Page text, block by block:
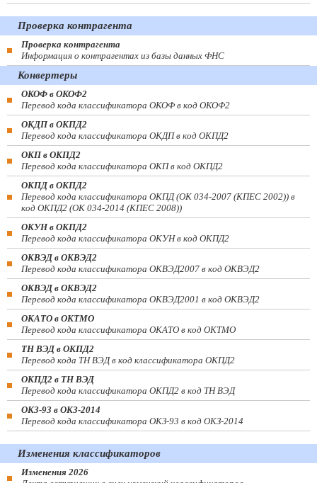
Проверка контрагента
Проверка контрагента
Информация о контрагентах из базы данных ФНС
Конвертеры
ОКОФ в ОКОФ2
Перевод кода классификатора ОКОФ в код ОКОФ2
ОКДП в ОКПД2
Перевод кода классификатора ОКДП в код ОКПД2
ОКП в ОКПД2
Перевод кода классификатора ОКП в код ОКПД2
ОКПД в ОКПД2
Перевод кода классификатора ОКПД (ОК 034-2007 (КПЕС 2002)) в
код ОКПД2 (ОК 034-2014 (КПЕС 2008))
ОКУН в ОКПД2
Перевод кода классификатора ОКУН в код ОКПД2
ОКВЭД в ОКВЭД2
Перевод кода классификатора ОКВЭД2007 в код ОКВЭД2
ОКВЭД в ОКВЭД2
Перевод кода классификатора ОКВЭД2001 в код ОКВЭД2
ОКАТО в ОКТМО
Перевод кода классификатора ОКАТО в код ОКТМО
ТН ВЭД в ОКПД2
Перевод кода ТН ВЭД в код классификатора ОКПД2
ОКПД2 в ТН ВЭД
Перевод кода классификатора ОКПД2 в код ТН ВЭД
ОКЗ-93 в ОКЗ-2014
Перевод кода классификатора ОКЗ-93 в код ОКЗ-2014
Изменения классификаторов
Изменения 2026